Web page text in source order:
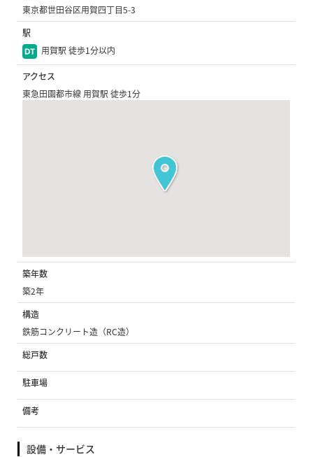
東京都世田谷区用賀四丁目5-3
駅
用賀駅 徒歩1分以内
アクセス
東急田園都市線 用賀駅 徒歩1分
築年数
築2年
構造
鉄筋コンクリート造（RC造）
総戸数
駐車場
備考
設備・サービス